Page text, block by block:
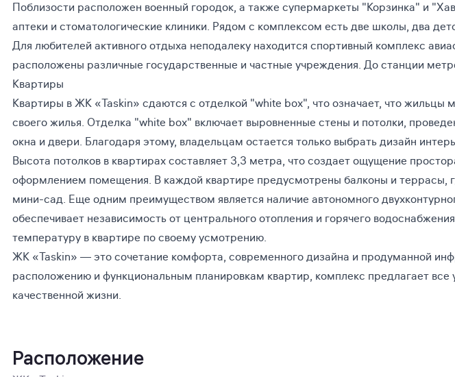
Поблизости расположен военный городок, а также супермаркеты "Корзинка" и
аптеки и стоматологические клиники. Рядом с комплексом есть две школы, два
Для любителей активного отдыха неподалеку находится спортивный комплекс
расположены различные государственные и частные учреждения. До станции
Квартиры
Квартиры в ЖК «Taskin» сдаются с отделкой "white box", что означает, что жильцы
своего жилья. Отделка "white box" включает выровненные стены и потолки,
окна и двери. Благодаря этому, владельцам остается только выбрать дизайн
Высота потолков в квартирах составляет 3,3 метра, что создает ощущение
оформлением помещения. В каждой квартире предусмотрены балконы и террасы,
мини-сад. Еще одним преимуществом является наличие автономного
обеспечивает независимость от центрального отопления и горячего
температуру в квартире по своему усмотрению.
ЖК «Taskin» — это сочетание комфорта, современного дизайна и продуманной
расположению и функциональным планировкам квартир, комплекс предлагает все
качественной жизни.
Расположение